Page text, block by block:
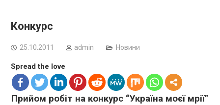
Конкурс
25.10.2011 admin Новини
Spread the love
Прийом робіт на конкурс “Україна моєї мрії”